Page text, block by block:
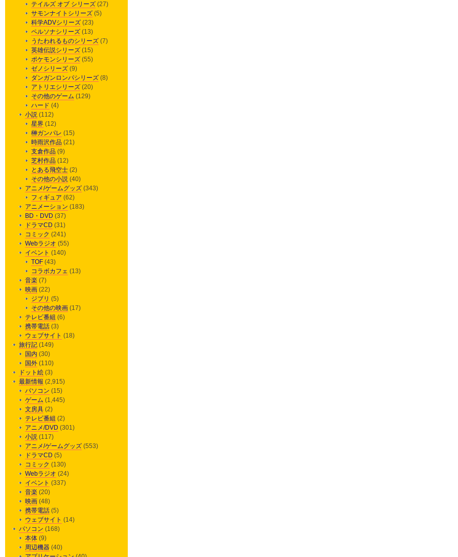
テイルズ オブ シリーズ (27)
サモンナイトシリーズ (5)
科学ADVシリーズ (23)
ペルソナシリーズ (13)
うたわれるものシリーズ (7)
英雄伝説シリーズ (15)
ポケモンシリーズ (55)
ゼノシリーズ (9)
ダンガンロンパシリーズ (8)
アトリエシリーズ (20)
その他のゲーム (129)
ハード (4)
小説 (112)
星界 (12)
榊ガンパレ (15)
時雨沢作品 (21)
支倉作品 (9)
芝村作品 (12)
とある飛空士 (2)
その他の小説 (40)
アニメ/ゲームグッズ (343)
フィギュア (62)
アニメーション (183)
BD・DVD (37)
ドラマCD (31)
コミック (241)
Webラジオ (55)
イベント (140)
TOF (43)
コラボカフェ (13)
音楽 (7)
映画 (22)
ジブリ (5)
その他の映画 (17)
テレビ番組 (6)
携帯電話 (3)
ウェブサイト (18)
旅行記 (149)
国内 (30)
国外 (110)
ドット絵 (3)
最新情報 (2,915)
パソコン (15)
ゲーム (1,445)
文房具 (2)
テレビ番組 (2)
アニメ/DVD (301)
小説 (117)
アニメ/ゲームグッズ (553)
ドラマCD (5)
コミック (130)
Webラジオ (24)
イベント (337)
音楽 (20)
映画 (48)
携帯電話 (5)
ウェブサイト (14)
パソコン (168)
本体 (9)
周辺機器 (40)